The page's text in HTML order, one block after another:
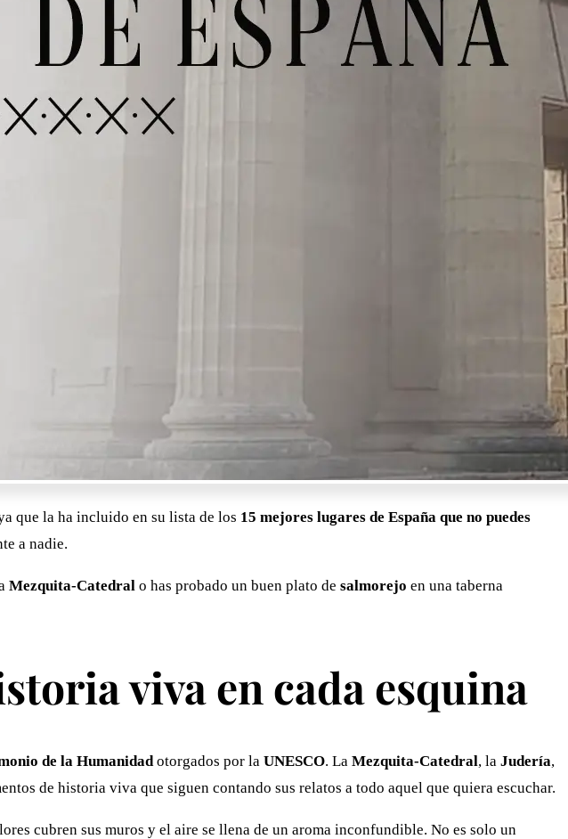
que la ha incluido en su lista de los 15 mejores lugares de España que no puedes
a nadie.
Mezquita-Catedral o has probado un buen plato de salmorejo en una taberna
viva en cada esquina
de la Humanidad otorgados por la UNESCO. La Mezquita-Catedral, la Judería,
de historia viva que siguen contando sus relatos a todo aquel que quiera escuchar.
cubren sus muros y el aire se llena de un aroma inconfundible. No es solo un